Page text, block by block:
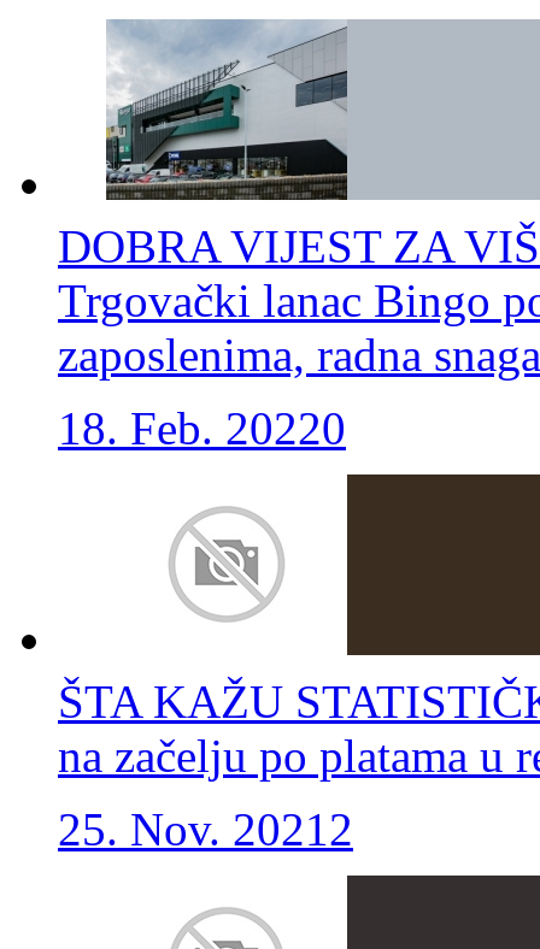
DOBRA VIJEST ZA
Trgovački lanac Bingo
zaposlenima, radna
18. Feb. 20220
ŠTA KAŽU
na začelju po platama u
25. Nov. 20212